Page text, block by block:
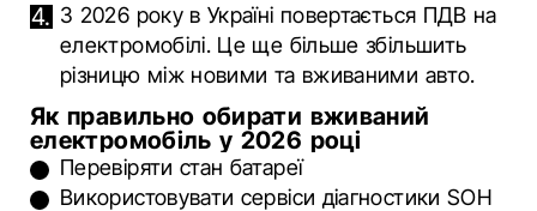
З 2026 року в Україні повертається ПДВ на
електромобілі. Це ще більше збільшить
різницю між новими та вживаними авто.
Як правильно обирати вживаний
електромобіль у 2026 році
Перевіряти стан батареї
Використовувати сервіси діагностики SOH